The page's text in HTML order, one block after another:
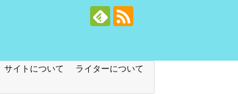
サイトについて ライターについて